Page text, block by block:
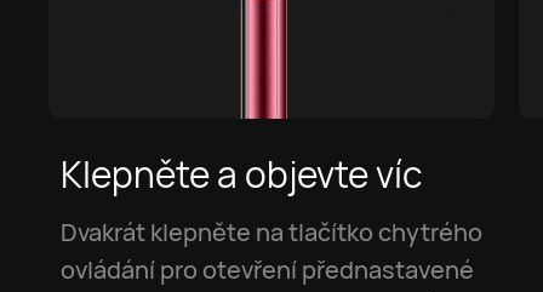
Klepněte a objevte víc
Dvakrát klepněte na tlačítko chytrého
ovládání pro otevření přednastavené